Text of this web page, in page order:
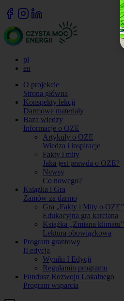
pl
en
O projekcie
Strona główna
Konspekty lekcji
Darmowe materiały
Baza wiedzy
Informacje o OZE
Artykuły o OZE
Wiedza i inspiracje
Fakty i mity
Jaka jest prawda o OZE?
Newsy
Co nowego?
Książka i Gra
Zamów za darmo
Gra „Fakty i Mity o OZE”
Edukacyjna gra karciana
Książka „Zmiana klimatu”
Lektura obowiązkowa
Program grantowy
II edycja
Wyniki I Edycji
Regulamin programu
Fundusz Rozwoju Lokalnego
Program wsparcia